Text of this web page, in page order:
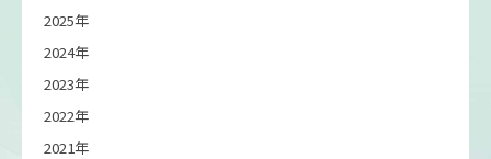
2025年
2024年
2023年
2022年
2021年